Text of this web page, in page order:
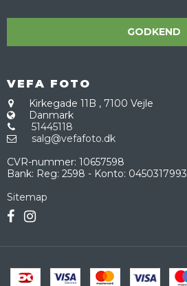
GODKEND
VEFA FOTO
Kirkegade 11B , 7100 Vejle
Danmark
51445118
salg@vefafoto.dk
CVR-nummer: 10657598
Bank: Reg: 2598 - Konto: 0450317993
Sitemap